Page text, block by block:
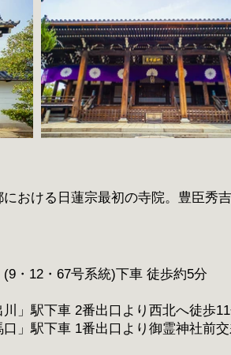
おける日蓮宗最初の寺院。豊臣秀
・12・67号系統)下車 徒歩約5分
」駅下車 2番出口より西北へ徒歩
口」駅下車 1番出口より御霊神社前